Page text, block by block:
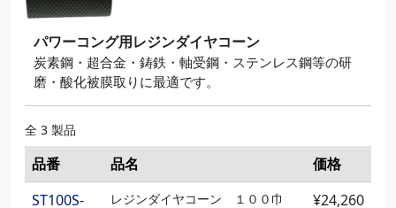
パワーコング用レジンダイヤコーン
炭素鋼・超合金・鋳鉄・軸受鋼・ステンレス鋼等の研
磨・酸化被膜取りに最適です。
全 3 製品
品番 品名
価格
ST100S-
レジンダイヤコーン １００巾
¥24,260